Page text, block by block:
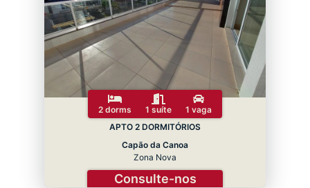
2 dorms 1 suíte
1 vaga
APTO 2 DORMITÓRIOS
Capão da Canoa
Zona Nova
Consulte-nos